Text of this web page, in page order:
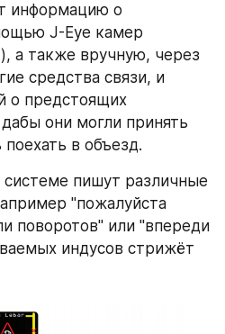
информацию о
J-Eye камер
а также вручную, через
средства связи, и
о предстоящих
они могли принять
в объезд.
системе пишут различные
"пожалуйста
поворотов" или "впереди
индусов стрижёт